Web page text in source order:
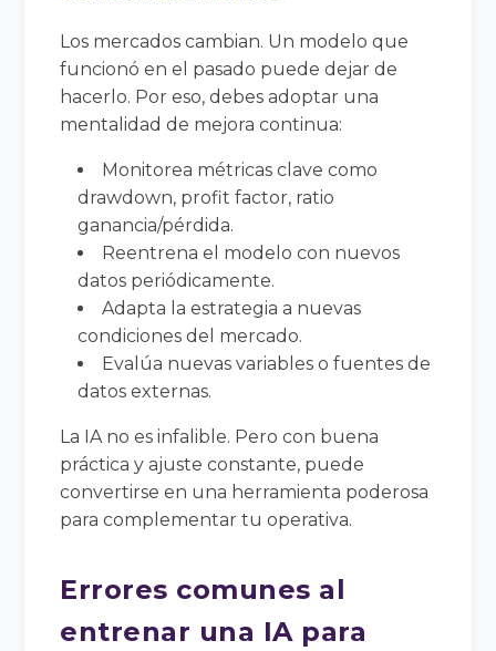
Los mercados cambian. Un modelo que
funcionó en el pasado puede dejar de
hacerlo. Por eso, debes adoptar una
mentalidad de mejora continua:
Monitorea métricas clave como
drawdown, profit factor, ratio
ganancia/pérdida.
Reentrena el modelo con nuevos
datos periódicamente.
Adapta la estrategia a nuevas
condiciones del mercado.
Evalúa nuevas variables o fuentes de
datos externas.
La IA no es infalible. Pero con buena
práctica y ajuste constante, puede
convertirse en una herramienta poderosa
para complementar tu operativa.
Errores comunes al
entrenar una IA para